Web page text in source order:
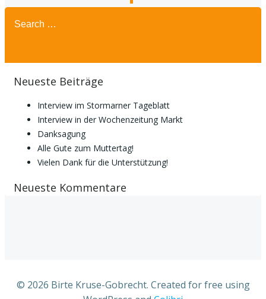
Search
for:
Neueste Beiträge
Interview im Stormarner Tageblatt
Interview in der Wochenzeitung Markt
Danksagung
Alle Gute zum Muttertag!
Vielen Dank für die Unterstützung!
Neueste Kommentare
© 2026 Birte Kruse-Gobrecht. Created for free using